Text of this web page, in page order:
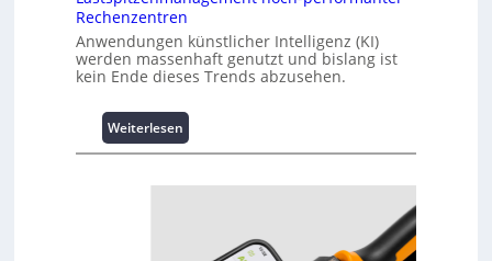
Rechenzentren
Anwendungen künstlicher Intelligenz (KI)
werden massenhaft genutzt und bislang ist
kein Ende dieses Trends abzusehen.
Weiterlesen:
K
r